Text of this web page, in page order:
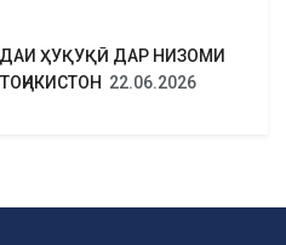
ҲУҚУҚӢ ДАР НИЗОМИ
22.06.2026